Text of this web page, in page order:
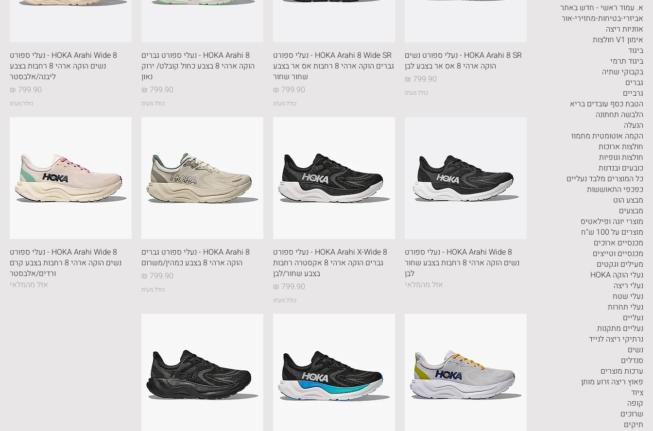
א. עמוד ראשי - חדש באתר
אביזרי-בטיחות-מחזירי-אור
אוזניות ריצה
אימון V1 חולצות
ביגוד
ביגוד תרמי
בקבוקי שתיה
גברים
גרביים
הטבת כסף עובדים בריא
הלבשה תחתונה
הנעלה
הקמה אוטומטית מתמוז
חולצות ארוכות
חולצות וגופיות
כובעים ובנדנות
כל המוצרים מלבד נעליים
כפכפי התאוששות
מבצע הוט
מבצעים
מוצרי יוגה ופילאטיס
מוצרים על 100 ש"ח
מכנסיים ארוכים
מכנסיים וטייצים
מעילים וגקטים
נעלי הוקה HOKA
נעלי ריצה
נעלי שטח
נעלי תחרות
נעליים
נעליים מתקנות
נרתיקי ריצה לנייד
נשים
סנדלים
ערכות מוצרים
פאוץ ריצה זרוע מותן
ציוד
קופה
שרוכים
תיקים
HOKA Arahi 8 SR - נעלי ספורט נשים
הוקה ארהי 8 אס אר בצבע לבן
מחיר
כולל מע״מ
HOKA Arahi 8 Wide SR - נעלי ספורט
גברים הוקה ארהי 8 רחבות אס אר בצבע
שחור שחור
מחיר
כולל מע״מ
HOKA Arahi 8 - נעלי ספורט גברים
הוקה ארהי 8 בצבע כחול קובלט/ ירוק
נאון
מחיר
כולל מע״מ
HOKA Arahi Wide 8 - נעלי ספורט
נשים הוקה ארהי 8 רחבות בצבע
ליבנה/אלבסטר
מחיר
כולל מע״מ
HOKA Arahi Wide 8 - נעלי ספורט
נשים הוקה ארהי 8 רחבות בצבע שחור
לבן
אזל מהמלאי
HOKA Arahi X-Wide 8 - נעלי ספורט
גברים הוקה ארהי 8 אקסטרה רחבות
בצבע שחור/לבן
מחיר
כולל מע״מ
HOKA Arahi 8 - נעלי ספורט גברים
הוקה ארהי 8 בצבע כמהין/משרום
מחיר
כולל מע״מ
HOKA Arahi Wide 8 - נעלי ספורט
נשים הוקה ארהי 8 רחבות בצבע קרם
ורדים/אלבסטר
אזל מהמלאי